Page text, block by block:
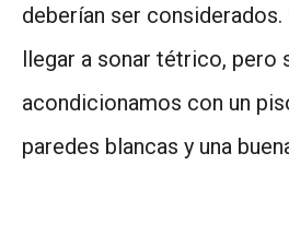
deberían ser considerados.
llegar a sonar tétrico, pero
acondicionamos con un
paredes blancas y una